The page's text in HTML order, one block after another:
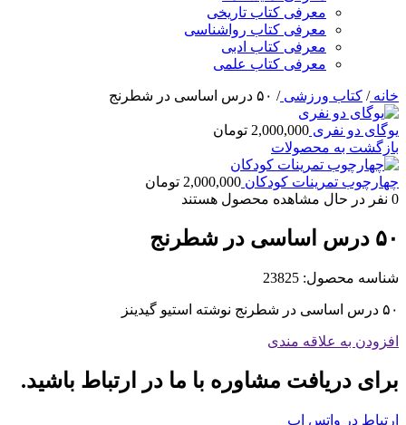
معرفی کتاب تاریخی
معرفی کتاب رواشناسی
معرفی کتاب ادبی
معرفی کتاب علمی
خانه/ کتاب ورزشی/ ۵۰ درس اساسی در شطرنج
یوگای دو نفری 2,000,000 تومان
بازگشت به محصولات
چهارچوب تمرینات کودکان 2,000,000 تومان
0 نفر در حال مشاهده محصول هستند
۵۰ درس اساسی در شطرنج
شناسه محصول: 23825
۵۰ درس اساسی در شطرنج نوشته استیو گیدینز
افزودن به علاقه مندی
برای دریافت مشاوره با ما در ارتباط باشید.
ارتباط در واتس اپ